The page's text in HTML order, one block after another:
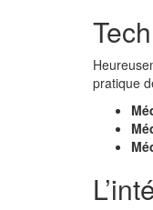
pratique